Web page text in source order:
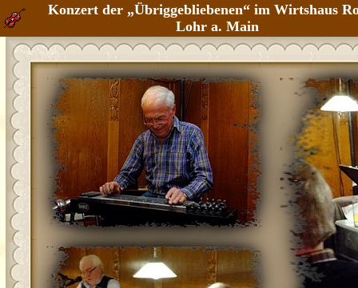
Konzert der „Übriggebliebenen“ im Wirtshaus
Lohr a. Main